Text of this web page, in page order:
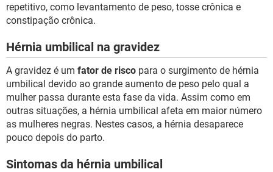
repetitivo, como levantamento de peso, tosse crônica e
constipação crônica.
Hérnia umbilical na gravidez
A gravidez é um fator de risco para o surgimento de hérnia
umbilical devido ao grande aumento de peso pelo qual a
mulher passa durante esta fase da vida. Assim como em
outras situações, a hérnia umbilical afeta em maior número
as mulheres negras. Nestes casos, a hérnia desaparece
pouco depois do parto.
Sintomas da hérnia umbilical